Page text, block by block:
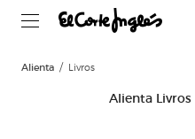
Alienta Livros
Alienta Livros